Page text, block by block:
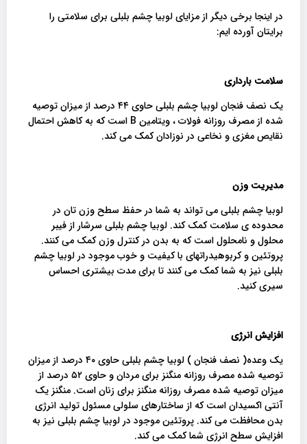
در اینجا برخی دیگر از مزایای لوبیا چشم بلبلی برای سلامتی را
برایتان آورده ایم:
سلامت بارداری
یک نصف فنجان لوبیا چشم بلبلی حاوی ۴۴ درصد از میزان توصیه
شده از مصرف روزانه فولات ، ویتامین B است که به کاهش احتمال
نقایص مغزی و نخاعی در نوزادان کمک می کند.
مدیریت وزن
لوبیا چشم بلبلی می تواند به شما در حفظ سطح وزن تان در
محدوده ی سلامت کمک کند. لوبیا چشم بلبلی سرشار از فیبر
محلول و نامحلول است که به بدن در کنترل وزن کمک می کنند.
پروتئین و کربوهیدراتهای با کیفیت و خوب موجود در لوبیا چشم
بلبلی نیز به شما کمک می کنند تا برای مدت بیشتری احساس
سیری کنید.
افزایش انرژی
یک وعده( نصف فنجان ) لوبیا چشم بلبلی حاوی ۴۰ درصد از میزان
توصیه شده مصرف روزانه منگنز برای مردان و حاوی ۵۲ درصد از
میزان توصیه شده مصرف روزانه منگنز برای زنان است. منگنز یک
آنتی اکسیدان است که از ساختارهای سلولی مسئول تولید انرژی
بدن محافظت می کند. پروتئین موجود در لوبیا چشم بلبلی نیز به
افزایش سطح انرژی شما کمک می کند.